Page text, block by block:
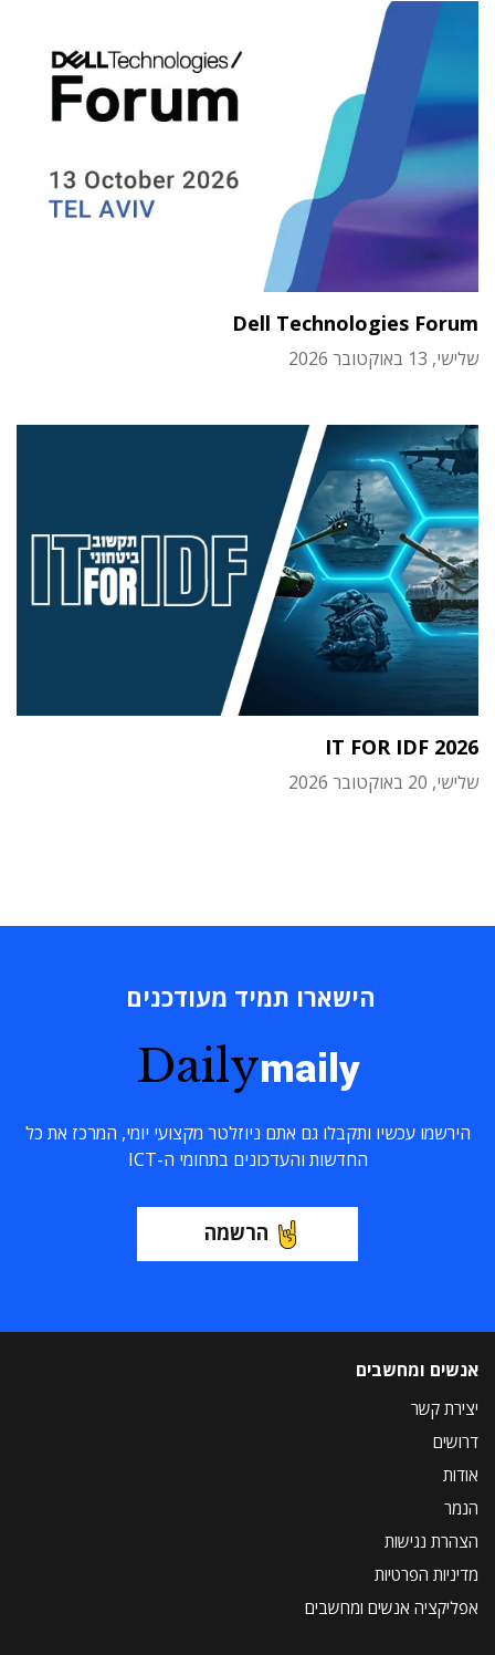
Dell Technologies Forum
שלישי, 13 באוקטובר 2026
IT FOR IDF 2026
שלישי, 20 באוקטובר 2026
הישארו תמיד מעודכנים
Dailymaily
הירשמו עכשיו ותקבלו גם אתם ניוזלטר מקצועי יומי, המרכז את כל
החדשות והעדכונים בתחומי ה-ICT
הרשמה
אנשים ומחשבים
יצירת קשר
דרושים
אודות
הנמר
הצהרת נגישות
מדיניות הפרטיות
אפליקציה אנשים ומחשבים